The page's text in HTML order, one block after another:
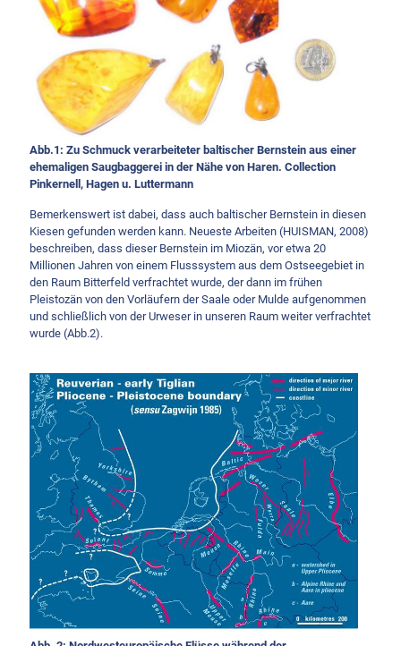
Abb.1: Zu Schmuck verarbeiteter baltischer Bernstein aus einer
ehemaligen Saugbaggerei in der Nähe von Haren. Collection
Pinkernell, Hagen u. Luttermann
Bemerkenswert ist dabei, dass auch baltischer Bernstein in diesen
Kiesen gefunden werden kann. Neueste Arbeiten (HUISMAN, 2008)
beschreiben, dass dieser Bernstein im Miozän, vor etwa 20
Millionen Jahren von einem Flusssystem aus dem Ostseegebiet in
den Raum Bitterfeld verfrachtet wurde, der dann im frühen
Pleistozän von den Vorläufern der Saale oder Mulde aufgenommen
und schließlich von der Urweser in unseren Raum weiter verfrachtet
wurde (Abb.2).